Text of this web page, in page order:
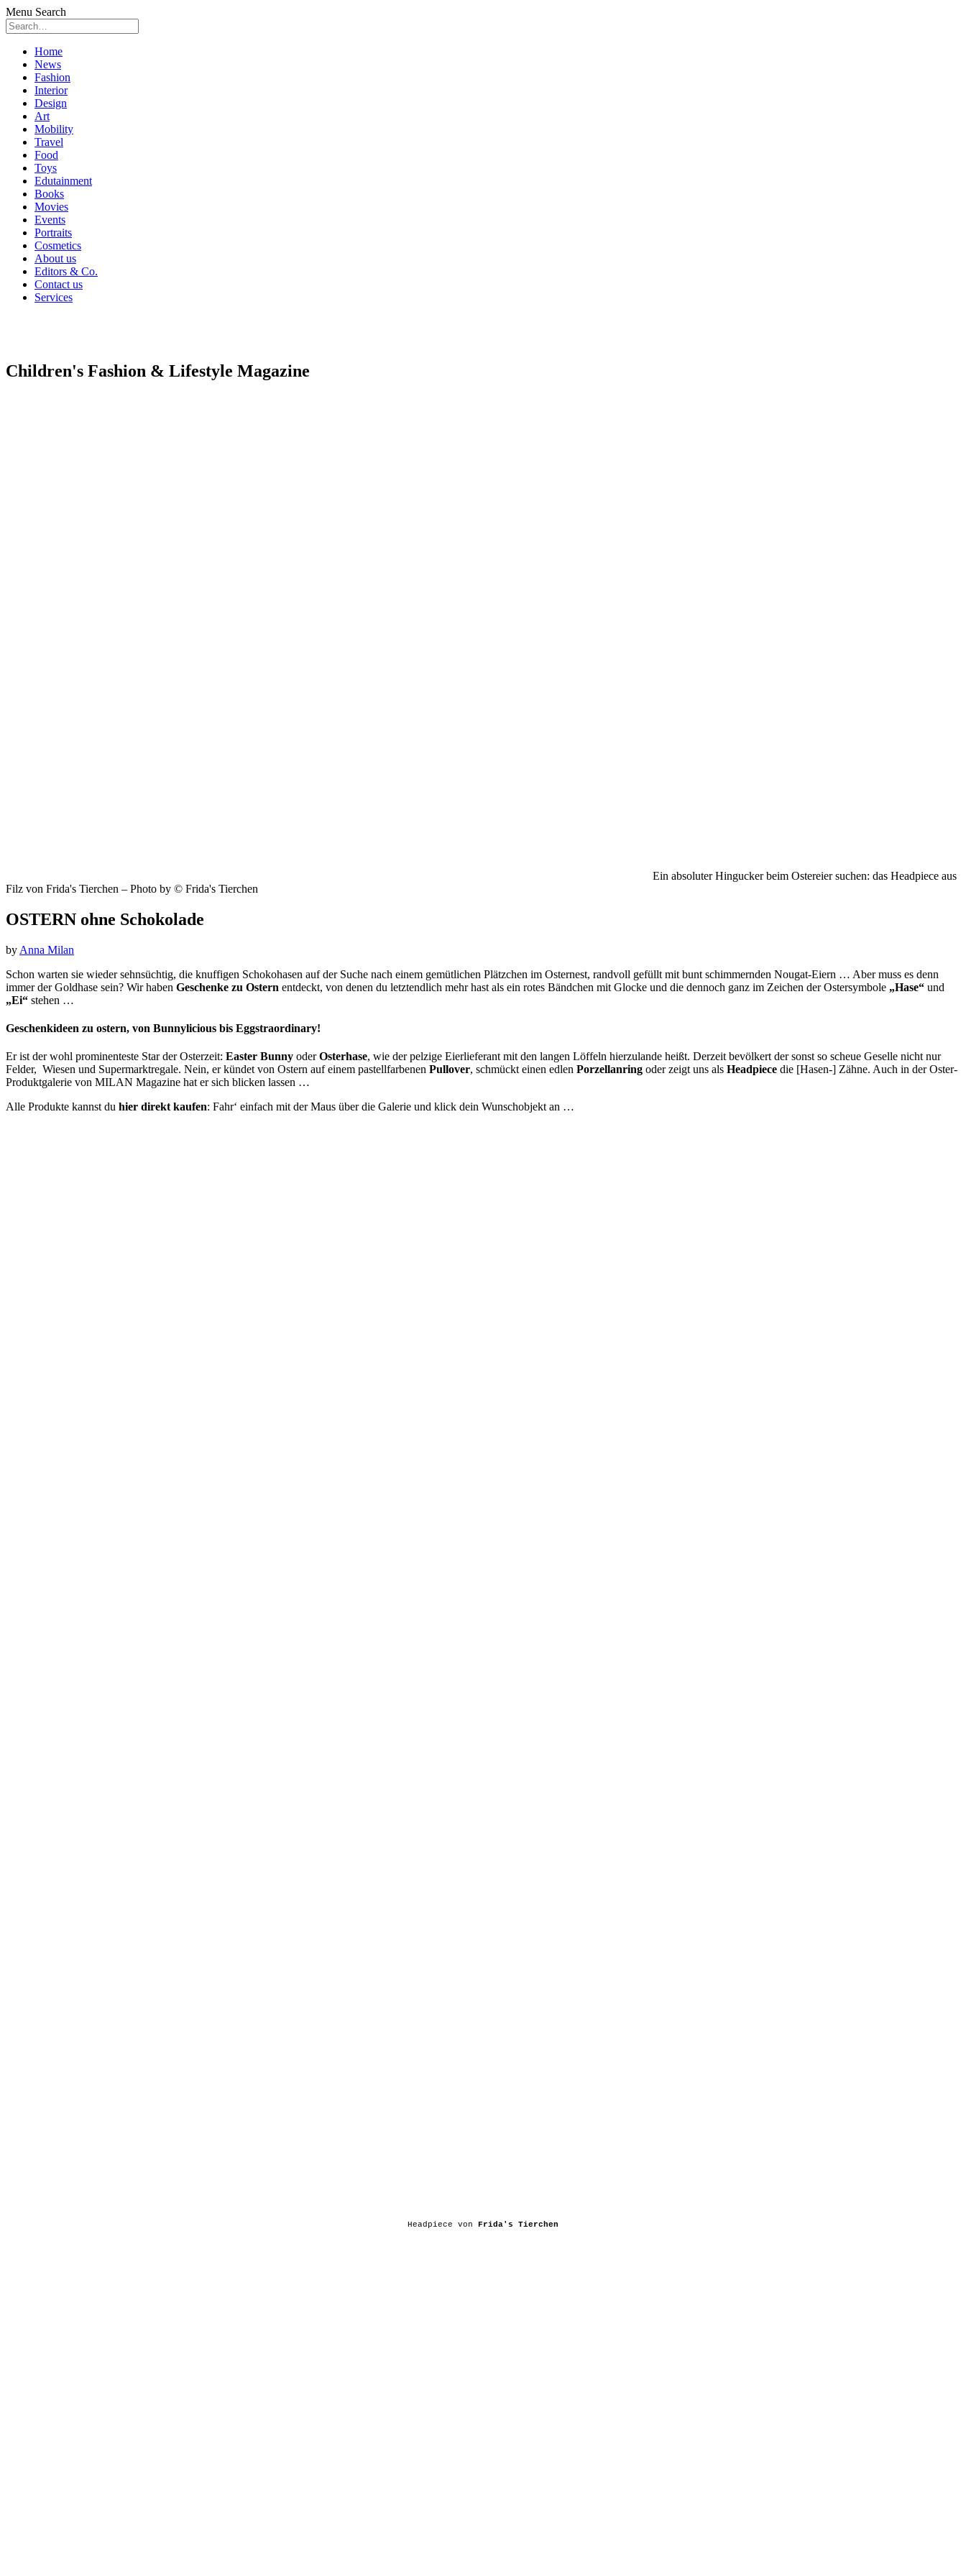
Menu Search
Skip
content
Home
News
Fashion
Interior
Design
Art
Mobility
Travel
Food
Toys
Edutainment
Books
Movies
Events
Portraits
Cosmetics
About us
Editors & Co.
Contact us
Services
Children's Fashion & Lifestyle Magazine
Ein absoluter Hingucker beim Ostereier suchen: das Headpiece aus
Filz von Frida's Tierchen – Photo by © Frida's Tierchen
OSTERN ohne Schokolade
by Anna Milan
Schon warten sie wieder sehnsüchtig, die knuffigen Schokohasen auf der Suche nach einem gemütlichen Plätzchen im Osternest, randvoll gefüllt mit bunt schimmernden Nougat-Eiern … Aber muss es denn
immer der Goldhase sein? Wir haben Geschenke zu Ostern entdeckt, von denen du letztendlich mehr hast als ein rotes Bändchen mit Glocke und die dennoch ganz im Zeichen der Ostersymbole „Hase“ und
„Ei“ stehen …
Geschenkideen zu ostern, von Bunnylicious bis Eggstraordinary!
Er ist der wohl prominenteste Star der Osterzeit: Easter Bunny oderOsterhase, wie der pelzige Eierlieferant mit den langen Löffeln hierzulande heißt. Derzeit bevölkert der sonst so scheue Geselle nicht nur
Felder, Wiesen und Supermarktregale. Nein, er kündet von Ostern auf einem pastellfarbenen Pullover, schmückt einen edlen Porzellanring oder zeigt uns als Headpiece die [Hasen-] Zähne. Auch in der Oster-
Produktgalerie von MILAN Magazine hat er sich blicken lassen …
Alle Produkte kannst du hier direkt kaufen: Fahr‘ einfach mit der Maus über die Galerie und klick dein Wunschobjekt an …
Headpiece von Frida's Tierchen